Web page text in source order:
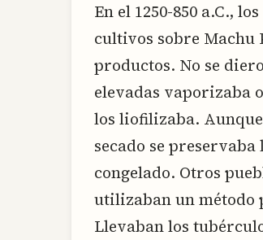
En el 1250-850 a.C.,
cultivos sobre Machu
productos. No se
elevadas vaporizaba
los liofilizaba.
secado se
congelado. Otros
utilizaban un
Llevaban los